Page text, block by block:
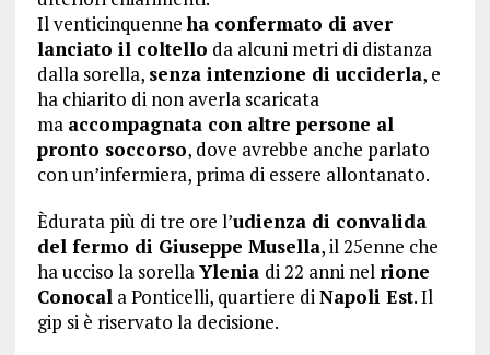
Il venticinquenneha confermato di aver
lanciato il coltello da alcuni metri di distanza
dalla sorella, senza intenzione di ucciderla, e
ha chiarito di non averla scaricata
ma accompagnata con altre persone al
pronto soccorso, dove avrebbe anche parlato
con un’infermiera, prima di essere allontanato.
Èdurata più di tre ore l’udienza di convalida
del fermo di Giuseppe Musella, il 25enne che
ha ucciso la sorellaYlenia di 22 anni nel rione
Conocala Ponticelli, quartiere diNapoli Est. Il
gip si è riservato la decisione.